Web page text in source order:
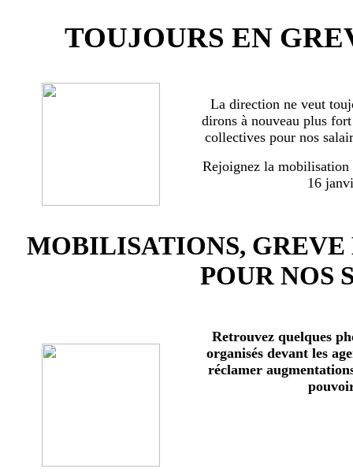
TOUJOURS EN
La direction ne veut
dirons à nouveau plus
collectives pour nos
Rejoignez la mobilisation
16
MOBILISATIONS,
POUR NOS
Retrouvez quelques
organisés devant les
réclamer